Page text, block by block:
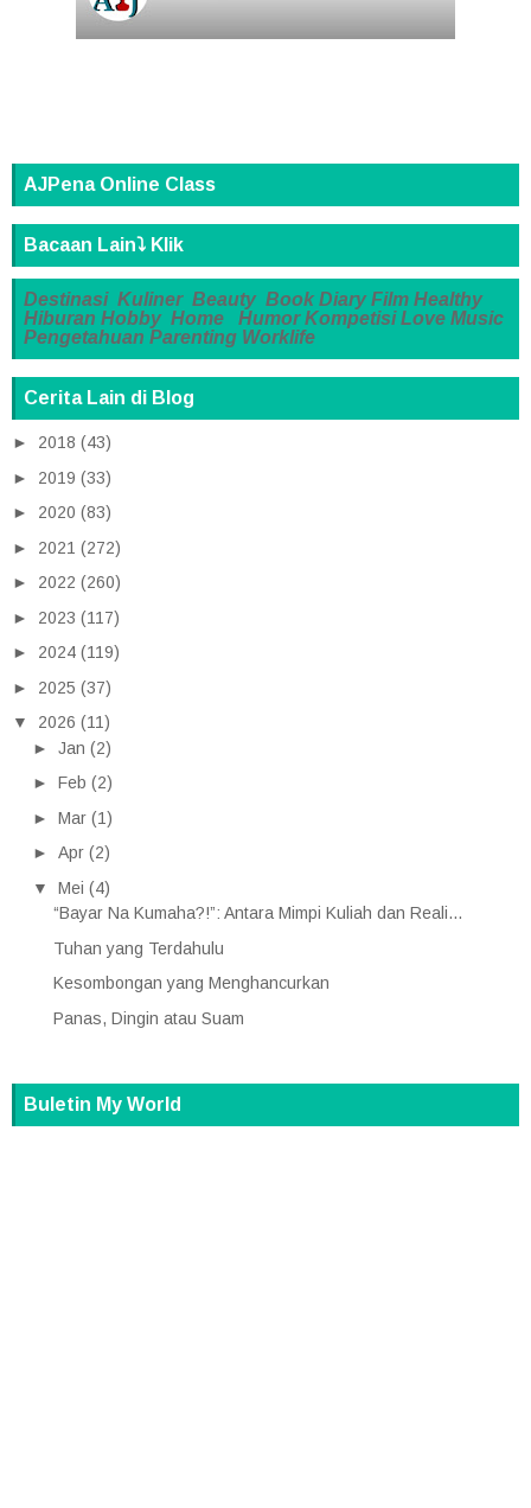
AJPena Online Class
Bacaan Lain⤵️ Klik
Destinasi Kuliner Beauty Book Diary Film Healthy
Hiburan Hobby Home Humor Kompetisi Love Music
Pengetahuan Parenting Worklife
Cerita Lain di Blog
► 2018 (43)
► 2019 (33)
► 2020 (83)
► 2021 (272)
► 2022 (260)
► 2023 (117)
► 2024 (119)
► 2025 (37)
▼
2026 (11)
► Jan (2)
► Feb (2)
► Mar (1)
► Apr (2)
▼
Mei (4)
“Bayar Na Kumaha?!”: Antara Mimpi Kuliah dan Reali...
Tuhan yang Terdahulu
Kesombongan yang Menghancurkan
Panas, Dingin atau Suam
Buletin My World